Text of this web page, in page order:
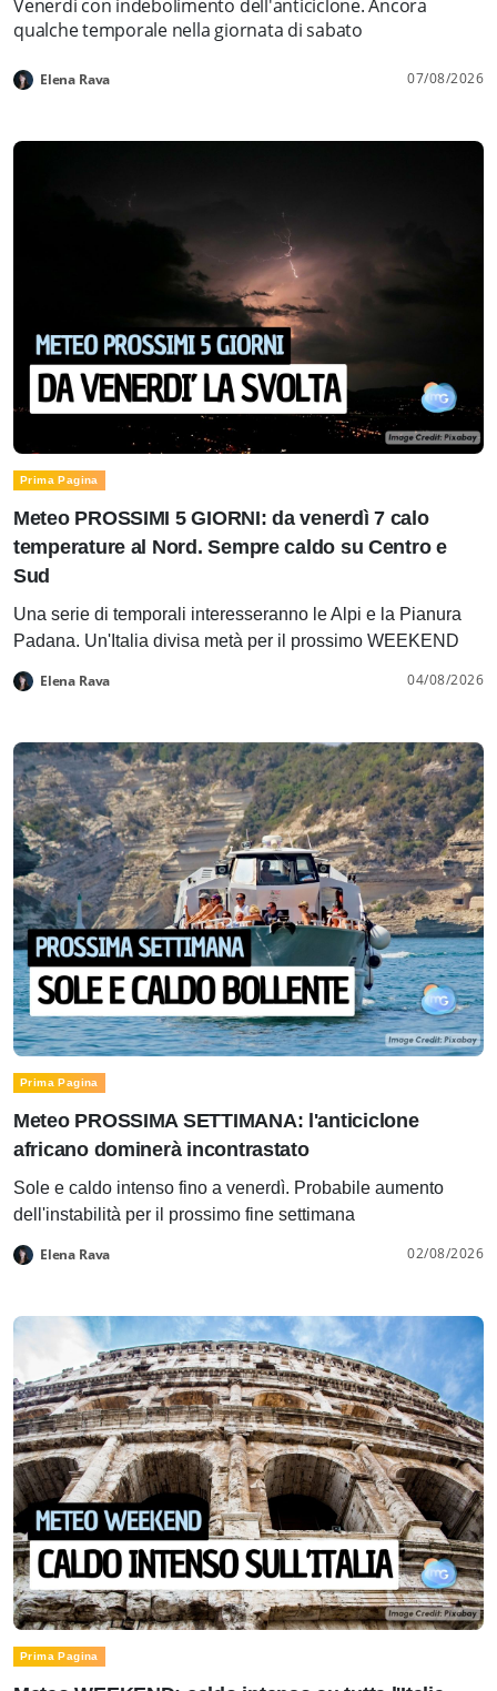
Venerdì con indebolimento dell'anticiclone. Ancora
qualche temporale nella giornata di sabato
Elena Rava 07/08/2026
Prima Pagina
Meteo PROSSIMI 5 GIORNI: da venerdì 7 calo
temperature al Nord. Sempre caldo su Centro e
Sud
Una serie di temporali interesseranno le Alpi e la Pianura
Padana. Un'Italia divisa metà per il prossimo WEEKEND
Elena Rava 04/08/2026
Prima Pagina
Meteo PROSSIMA SETTIMANA: l'anticiclone
africano dominerà incontrastato
Sole e caldo intenso fino a venerdì. Probabile aumento
dell'instabilità per il prossimo fine settimana
Elena Rava 02/08/2026
Prima Pagina